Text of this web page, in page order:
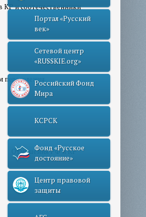
КР и соотечественники
Отношения РФ и КР
Портал «Русский
век»
Сетевой центр
«RUSSKIE.org»
Российский Фонд
Мира
КСРСК
Фонд «Русское
достояние»
Центр правовой
защиты